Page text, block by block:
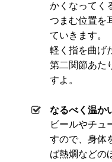
かくなってく
つまむ位置を
ていきます。
軽く指を曲げ
第二関節あた
すよ。
なるべく温か
ビールやチュ
すので、身体
ば熱燗などの